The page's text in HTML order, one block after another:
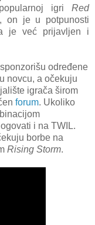
igri Red
on je u potpunosti
je već prijavljen i
određene
novcu, a očekuju
igrača širom
forum. Ukoliko
i na TWIL.
borbe na
Rising Storm.